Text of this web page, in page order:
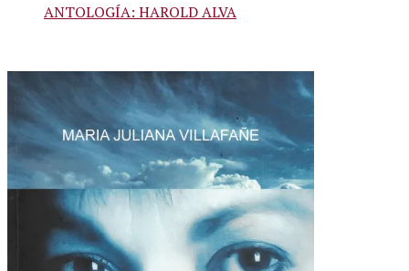
ANTOLOGÍA: HAROLD ALVA